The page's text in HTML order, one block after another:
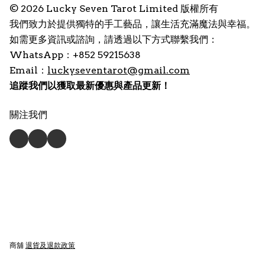
© 2026 Lucky Seven Tarot Limited 版權所有
我們致力於提供獨特的手工藝品，讓生活充滿魔法與幸福。
如需更多資訊或諮詢，請透過以下方式聯繫我們：
WhatsApp：+852 59215638
Email： luckyseventarot@gmail.com
追蹤我們以獲取最新優惠與產品更新！
關注我們
商舖 退貨及退款政策